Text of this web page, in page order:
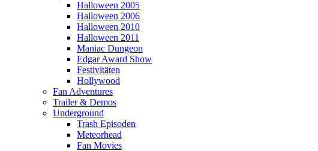
Halloween 2005
Halloween 2006
Halloween 2010
Halloween 2011
Maniac Dungeon
Edgar Award Show
Festivitäten
Hollywood
Fan Adventures
Trailer & Demos
Underground
Trash Episoden
Meteorhead
Fan Movies